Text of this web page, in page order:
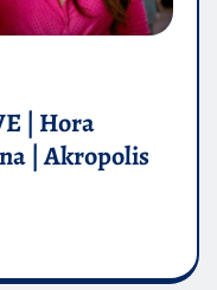
| Hora
| Akropolis